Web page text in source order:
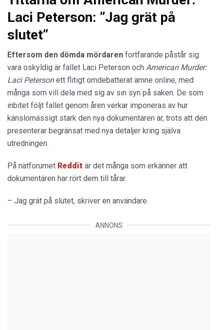
Laci Peterson: ”Jag grät på
slutet”
Eftersom den dömda mördaren fortfarande påstår sig
vara oskyldig är fallet Laci Peterson och American Murder:
Laci Petersonett flitigt omdebatterat ämne online, med
många som vill dela med sig av sin syn på saken. De som
inbitet följt fallet genom åren verkar imponeras av hur
känslomässigt stark den nya dokumentären är, trots att den
presenterar begränsat med nya detaljer kring själva
utredningen.
På nätforumet Reddit är det många som erkänner att
dokumentären har rört dem till tårar.
– Jag grät på slutet, skriver en användare.
ANNONS